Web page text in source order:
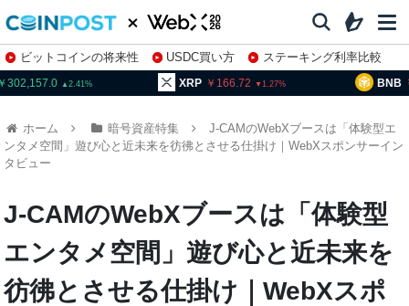
ビットコインの将来性 USDC買い方
ステーキング利率比較
株特集・関連銘柄
2.41 XRP 166.72 1.27 BNB
ホーム 暗号資産特集
J-CAMのWebXブースは「体験型エ
ンタメ空間」遊び心と近未来を彷彿とさせる仕掛け｜WebXスポンサーイン
タビュー
J-CAMのWebXブースは「体験型
エンタメ空間」遊び心と近未来を
彷彿とさせる仕掛け｜WebXスポ